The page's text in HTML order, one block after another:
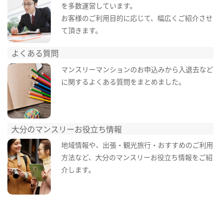
を多数運営しています。
お客様のご利用目的に応じて、幅広くご紹介させ
て頂きます。
よくある質問
マンスリーマンションのお申込みから入退去など
に関するよくある質問をまとめました。
大分のマンスリーお役立ち情報
地域情報や、出張・観光旅行・おすすめのご利用
方法など、大分のマンスリーお役立ち情報をご紹
介します。